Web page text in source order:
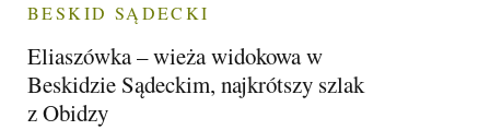
BESKID SĄDECKI
Eliaszówka – wieża widokowa w
Beskidzie Sądeckim, najkrótszy szlak
z Obidzy